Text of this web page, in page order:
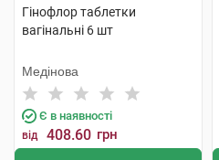
Гінофлор таблетки
вагінальні 6 шт
Медінова
Є в наявності
від 408.60 грн